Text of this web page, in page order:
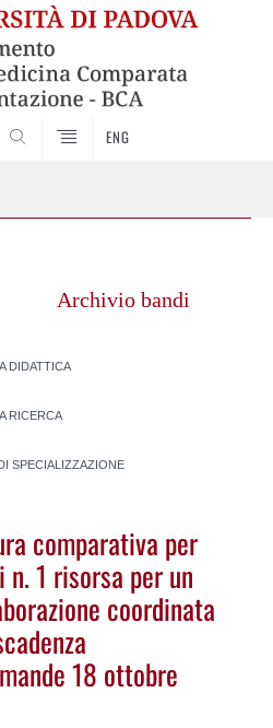
ENG
Archivio bandi
DIDATTICA
RICERCA
SPECIALIZZAZIONE
comparativa per
1 risorsa per un
coordinata
18 ottobre